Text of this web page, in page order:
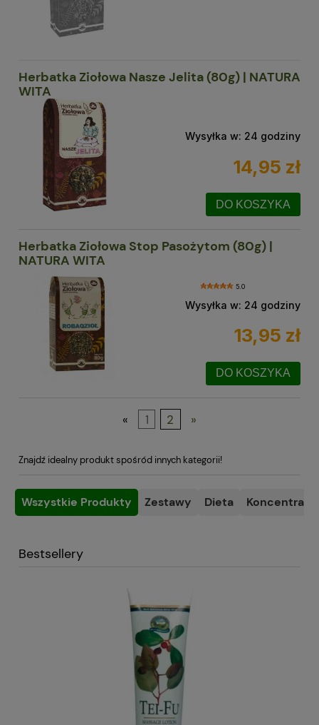
Herbatka Ziołowa Nasze Jelita (80g) | NATURA
WITA
Wysyłka w: 24 godziny
14,95 zł
DO KOSZYKA
Herbatka Ziołowa Stop Pasożytom (80g) |
NATURA WITA
5.0
Wysyłka w: 24 godziny
13,95 zł
DO KOSZYKA
« 1 2 »
Znajdź idealny produkt spośród innych kategorii!
Wszystkie Produkty Zestawy Dieta
Bestsellery